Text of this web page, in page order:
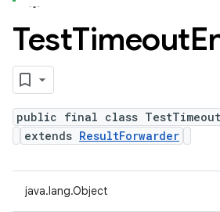
TestTimeout
public final class
extends ResultForwarder
java.lang.Object